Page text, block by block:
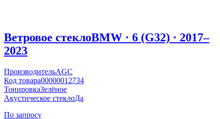
Ветровое стеклоBMW · 6 (G32) · 2017–
2023
ПроизводительAGC
Код товара00000012734
ТонировкаЗелёное
Акустическое стеклоДа
По запросу